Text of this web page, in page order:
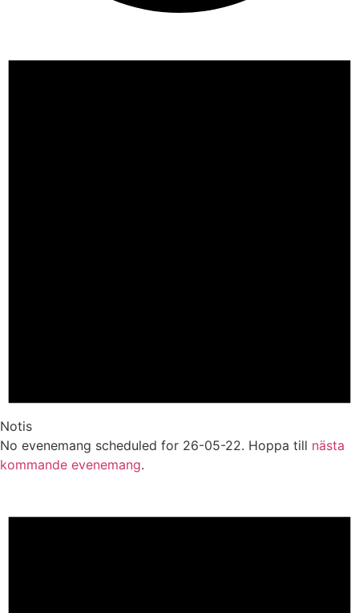
Notis
No evenemang scheduled for 26-05-22. Hoppa till nästa
kommande evenemang.